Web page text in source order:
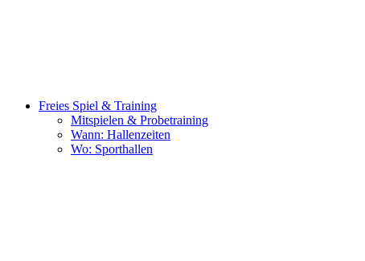
Freies Spiel & Training
Mitspielen & Probetraining
Wann: Hallenzeiten
Wo: Sporthallen